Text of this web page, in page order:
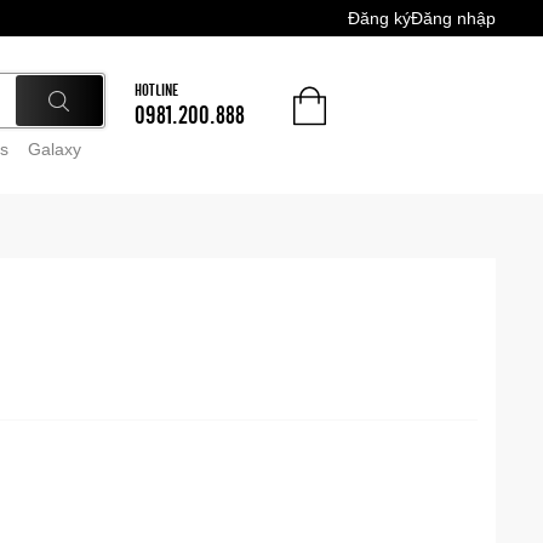
Đăng kýĐăng nhập
Galaxy
HOTLINE
0981.200.888